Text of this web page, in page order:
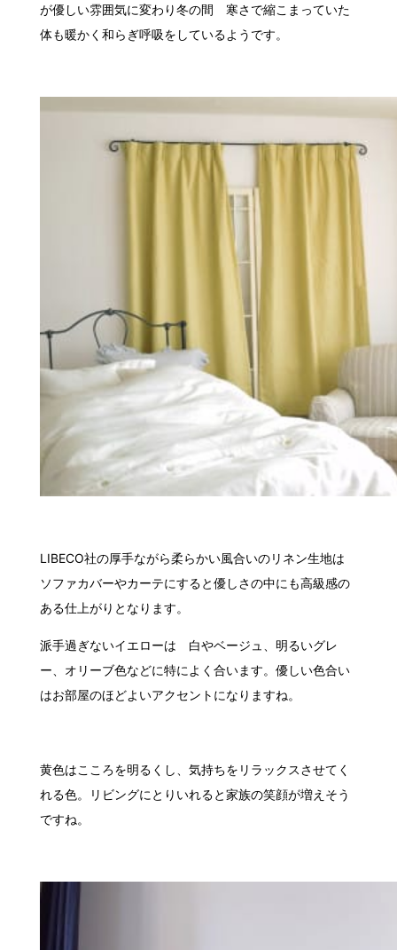
が優しい雰囲気に変わり冬の間 寒さで縮こまっていた
体も暖かく和らぎ呼吸をしているようです。
LIBECO社の厚手ながら柔らかい風合いのリネン生地は
ソファカバーやカーテにすると優しさの中にも高級感の
ある仕上がりとなります。
派手過ぎないイエローは 白やベージュ、明るいグレ
ー、オリーブ色などに特によく合います。優しい色合い
はお部屋のほどよいアクセントになりますね。
黄色はこころを明るくし、気持ちをリラックスさせてく
れる色。リビングにとりいれると家族の笑顔が増えそう
ですね。